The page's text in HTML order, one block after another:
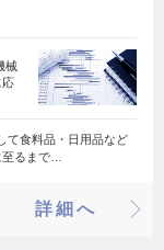
械
応
て食料品・日用品など
るまで…
詳細へ